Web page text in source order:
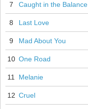
7 Caught in the Balance
8 Last Love
9 Mad About You
10 One Road
11 Melanie
12 Cruel